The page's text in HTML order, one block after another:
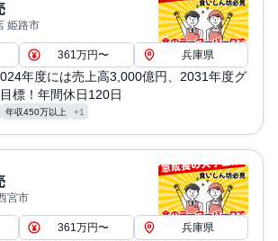
姫路市
361万円〜 兵庫県
年度には売上高3,000億円、2031年度グ
標！年間休日120日
年収450万以上 +1
宮市
361万円〜 兵庫県